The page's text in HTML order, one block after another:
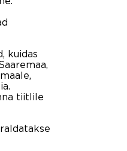
kuidas
tiitlile